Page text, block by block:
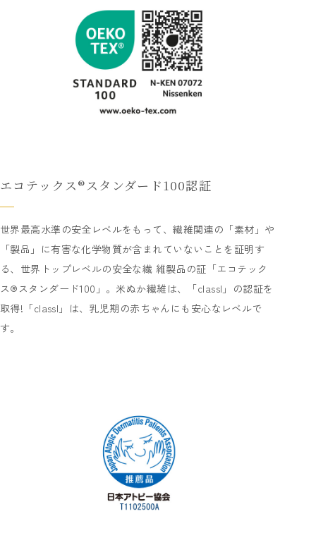
エコテックス®スタンダード100認証
世界最高水準の安全レベルをもって、繊維関連の「素材」や
「製品」に有害な化学物質が含まれていないことを証明す
る、世界トップレベルの安全な繊 維製品の証「エコテック
ス®スタンダード100」。米ぬか繊維は、「classI」の認証を
取得!「classI」は、乳児期の赤ちゃんにも安心なレベルで
す。